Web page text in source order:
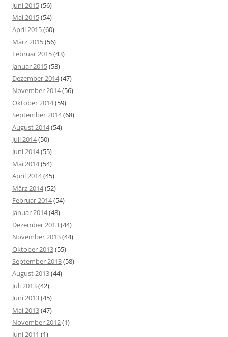
Juni 2015(56)
Mai 2015(54)
April 2015(60)
März 2015(56)
Februar 2015(43)
Januar 2015(53)
Dezember 2014(47)
November 2014(56)
Oktober 2014(59)
September 2014(68)
August 2014(54)
Juli 2014(50)
Juni 2014(55)
Mai 2014(54)
April 2014(45)
März 2014(52)
Februar 2014(54)
Januar 2014(48)
Dezember 2013(44)
November 2013(44)
Oktober 2013(55)
September 2013(58)
August 2013(44)
Juli 2013(42)
Juni 2013(45)
Mai 2013(47)
November 2012(1)
Juni 2011 (1)